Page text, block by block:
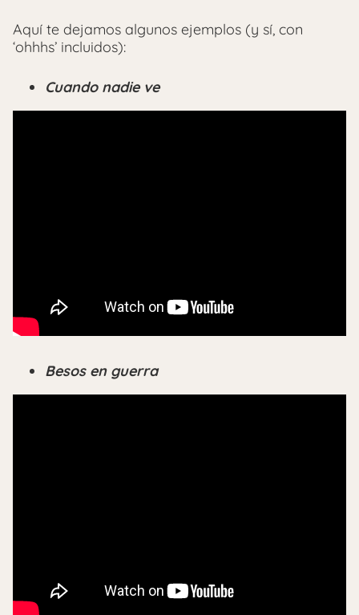
Aquí te dejamos algunos ejemplos (y sí, con
‘ohhhs’ incluidos):
Cuando nadie ve
Besos en guerra